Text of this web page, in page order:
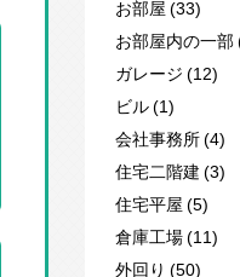
お部屋 (33)
お部屋内の一部
ガレージ (12)
ビル (1)
会社事務所 (4)
住宅二階建 (3)
住宅平屋 (5)
倉庫工場 (11)
外回り (50)